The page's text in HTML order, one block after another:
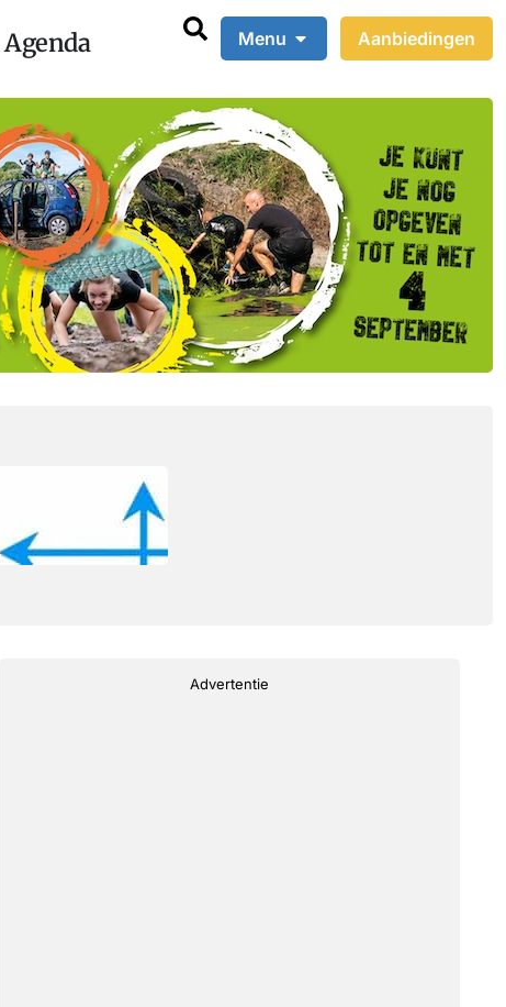
Agenda Menu Aanbiedingen
Advertentie